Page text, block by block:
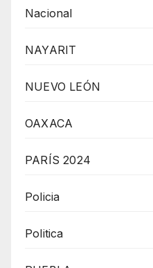
Nacional
NAYARIT
NUEVO LEÓN
OAXACA
PARÍS 2024
Policia
Politica